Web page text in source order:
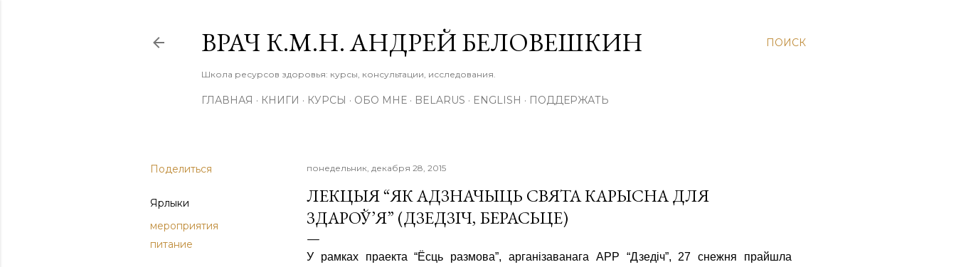
ПОИСК
ВРАЧ К.М.Н. АНДРЕЙ БЕЛОВЕШКИН
Школа ресурсов здоровья: курсы, консультации, исследования.
ГЛАВНАЯ КНИГИ КУРСЫ ОБО МНЕ BELARUS ENGLISH ПОДДЕРЖАТЬ
Поделиться
Ярлыки
мероприятия
питание
понедельник, декабря 28, 2015
ЛЕКЦЫЯ “ЯК АДЗНАЧЫЦЬ СВЯТА КАРЫСНА ДЛЯ
ЗДАРОЎ’Я” (ДЗЕДЗІЧ, БЕРАСЬЦЕ)
У рамках праекта “Ёсць размова”, арганізаванага АРР “Дзедіч”, 27 снежня прайшла